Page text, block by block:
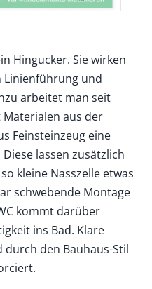
Hingucker. Sie wirken
und
arbeitet man seit
aus der
Feinsteinzeug eine
lassen zusätzlich
kleine Nasszelle etwas
schwebende Montage
kommt darüber
ins Bad. Klare
den Bauhaus-Stil